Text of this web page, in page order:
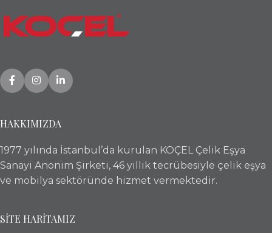
HAKKIMIZDA
1977 yılında İstanbul’da kurulan KOÇEL Çelik Eşya
Sanayi Anonim Şirketi, 46 yıllık tecrübesiyle çelik eşya
ve mobilya sektöründe hizmet vermektedir.
SİTE HARİTAMIZ